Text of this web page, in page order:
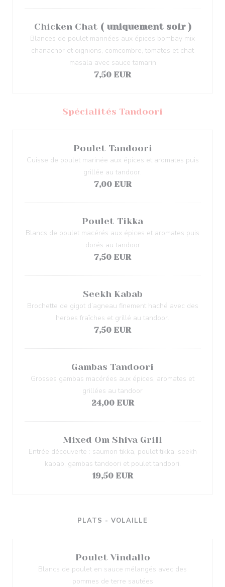
Chicken Chat ( uniquement soir )
Blances de poulet marinées aux épices bombay mix
chanachor et oignions, comcombre, tomates et chat
masala avec sauce tamarin
7,50 EUR
Spécialités Tandoori
Poulet Tandoori
Cuisse de poulet marinée aux épices et aromates puis
grillée au tandoor.
7,00 EUR
Poulet Tikka
Blancs de poulet macérés aux épices et aromates puis
dorés au tandoor
7,50 EUR
Seekh Kabab
Brochette de gigot d’agneau finement haché avec des
herbes fraîches et grillé au tandoor.
7,50 EUR
Gambas Tandoori
Grosses gambas macérées aux épices, aromates et
grillées au tandoor
24,00 EUR
Mixed Om Shiva Grill
Entrée découverte : saumon tikka, poulet tikka, seekh
kabab, gambas tandoori et poulet tandoori.
19,50 EUR
PLATS - VOLAILLE
Poulet Vindallo
Blancs de poulet en sauce mélangés avec des
pommes de terre sautées